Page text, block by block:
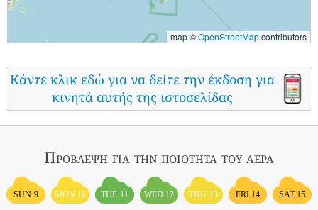
map ©OpenStreetMapcontributors
Κάντε κλικ εδώ για να δείτε την έκδοση για
κινητά αυτής της ιστοσελίδας
Πρόβλεψη για την ποιότητα του αέρα
SUN 9 MON 10 TUE 11 WED 12 THU 13 FRI 14 SAT 15